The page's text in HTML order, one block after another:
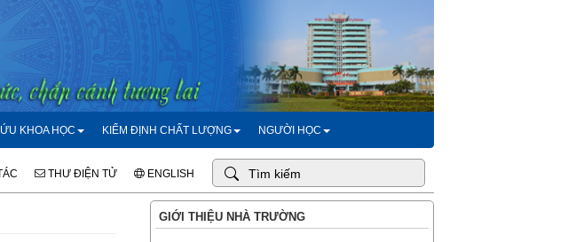
KHOA HỌC KIỂM ĐỊNH CHẤT LƯỢNG NGƯỜI HỌC
THƯ ĐIỆN TỬ ENGLISH
GIỚI THIỆU NHÀ TRƯỜNG